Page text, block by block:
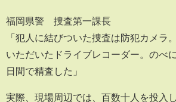
福岡県警 捜査第一課長
「犯人に結びついた捜査は防犯カメラ
いただいたドライブレコーダー。のべ
日間で精査した」
実際、現場周辺では、百数十人を投入